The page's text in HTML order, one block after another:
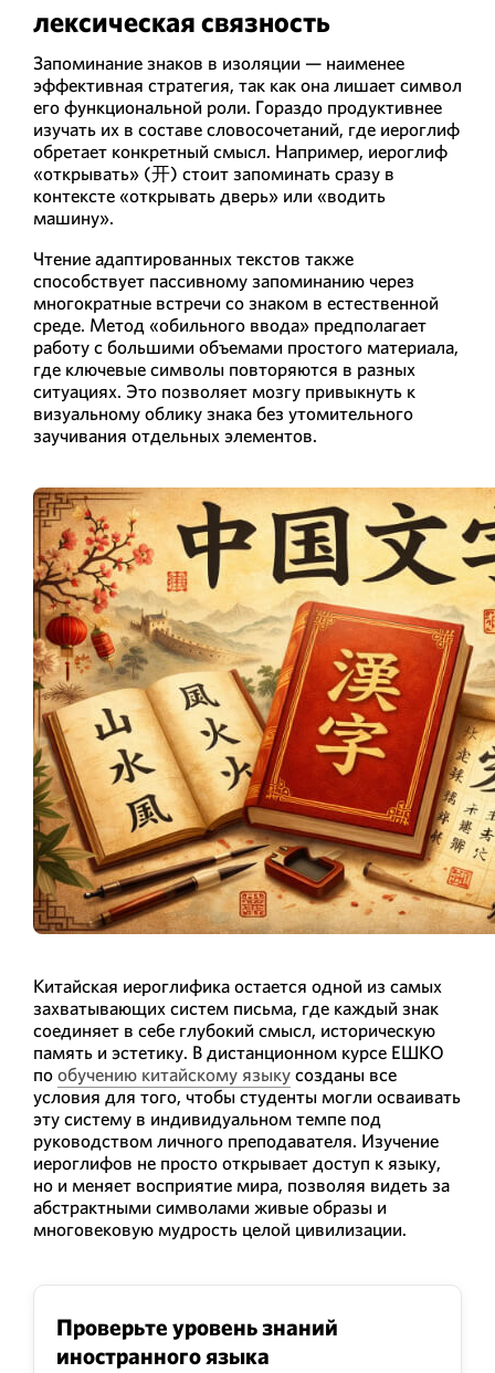
лексическая связность
Запоминание знаков в изоляции — наименее
эффективная стратегия, так как она лишает символ
его функциональной роли. Гораздо продуктивнее
изучать их в составе словосочетаний, где иероглиф
обретает конкретный смысл. Например, иероглиф
«открывать» (开) стоит запоминать сразу в
контексте «открывать дверь» или «водить
машину».
Чтение адаптированных текстов также
способствует пассивному запоминанию через
многократные встречи со знаком в естественной
среде. Метод «обильного ввода» предполагает
работу с большими объемами простого материала,
где ключевые символы повторяются в разных
ситуациях. Это позволяет мозгу привыкнуть к
визуальному облику знака без утомительного
заучивания отдельных элементов.
Китайская иероглифика остается одной из самых
захватывающих систем письма, где каждый знак
соединяет в себе глубокий смысл, историческую
память и эстетику. В дистанционном курсе ЕШКО
пообучению китайскому языкусозданы все
условия для того, чтобы студенты могли осваивать
эту систему в индивидуальном темпе под
руководством личного преподавателя. Изучение
иероглифов не просто открывает доступ к языку,
но и меняет восприятие мира, позволяя видеть за
абстрактными символами живые образы и
многовековую мудрость целой цивилизации.
Проверьте уровень знаний
иностранного языка